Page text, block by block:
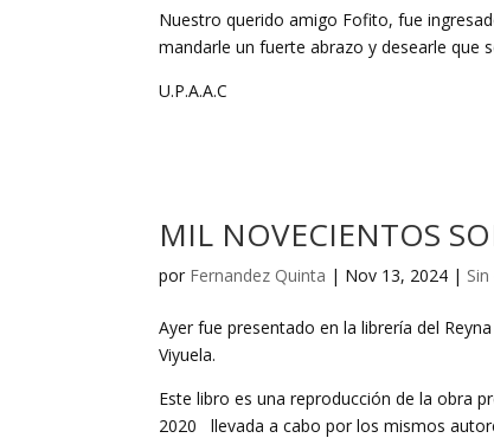
Nuestro querido amigo Fofito, fue
mandarle un fuerte abrazo y desearle que
U.P.A.A.C
MIL NOVECIENTOS
por Fernandez Quinta | Nov 13, 2024 |
Ayer fue presentado en la librería del
Viyuela.
Este libro es una reproducción de la obra
2020 llevada a cabo por los mismos